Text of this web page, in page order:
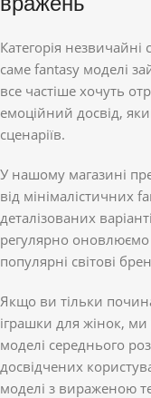
Категорія незвичайні
саме fantasy моделі
все частіше хочуть
емоційний досвід,
сценаріїв.
У нашому магазині
від мінімалістичних
деталізованих
регулярно оновлюємо
популярні світові
Якщо ви тільки
іграшки для жінок,
моделі середнього
досвідчених
моделі з вираженою